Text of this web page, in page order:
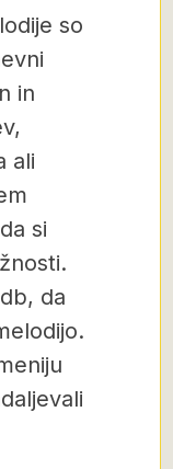
so
in
ali
si
da